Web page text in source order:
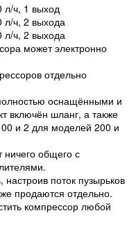
л/ч, 1 выход
л/ч, 2 выхода
л/ч, 2 выхода
может электронно
отдельно
оснащёнными и
включён шланг, а также
и 2 для моделей 200 и
общего с
поток пузырьков
продаются отдельно.
компрессор любой